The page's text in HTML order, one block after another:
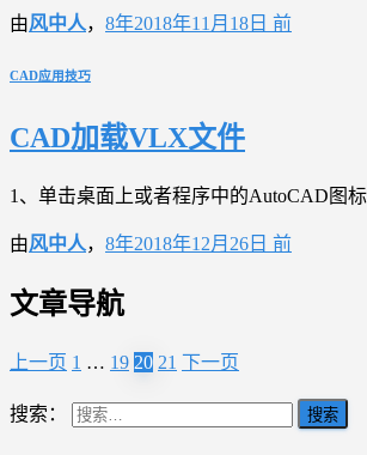
由风中人， 8年2018年11月18日 前
CAD应用技巧
CAD加载VLX文件
1、单击桌面上或者程序中的AutoCAD图
由风中人， 8年2018年12月26日 前
文章导航
上一页 1 … 19 20 21 下一页
搜索：